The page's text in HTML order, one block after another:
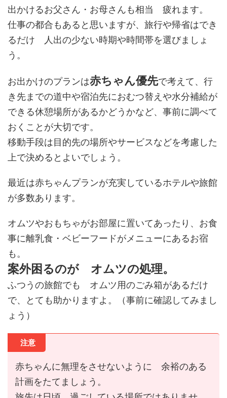
出かけるお父さん・お母さんも相当 疲れます。
仕事の都合もあると思いますが、旅行や帰省はでき
るだけ 人出の少ない時期や時間帯を選びましょ
う。
お出かけのプランは赤ちゃん優先で考えて、行
き先までの道中や宿泊先におむつ替えや水分補給が
できる休憩場所があるかどうかなど、事前に調べて
おくことが大切です。
移動手段は目的先の場所やサービスなどを考慮した
上で決めるとよいでしょう。
最近は赤ちゃんプランが充実しているホテルや旅館
が多数あります。
オムツやおもちゃがお部屋に置いてあったり、お食
事に離乳食・ベビーフードがメニューにあるお宿
も。
案外困るのが オムツの処理。
ふつうの旅館でも オムツ用のごみ箱があるだけ
で、とても助かりますよ。（事前に確認してみまし
ょう）
注意
赤ちゃんに無理をさせないように 余裕のある
計画をたてましょう。